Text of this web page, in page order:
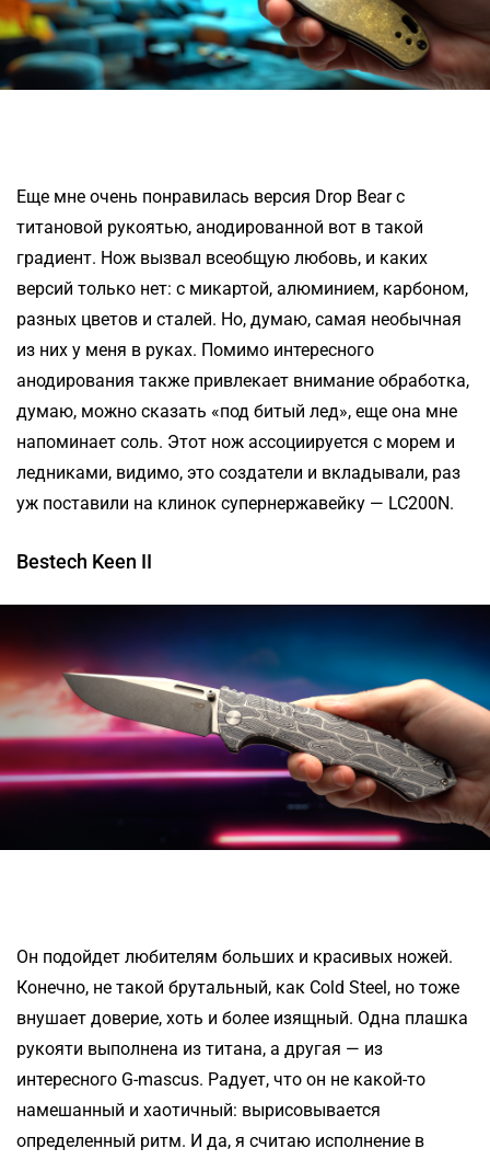
Еще мне очень понравилась версия Drop Bear с
титановой рукоятью, анодированной вот в такой
градиент. Нож вызвал всеобщую любовь, и каких
версий только нет: с микартой, алюминием, карбоном,
разных цветов и сталей. Но, думаю, самая необычная
из них у меня в руках. Помимо интересного
анодирования также привлекает внимание обработка,
думаю, можно сказать «под битый лед», еще она мне
напоминает соль. Этот нож ассоциируется с морем и
ледниками, видимо, это создатели и вкладывали, раз
уж поставили на клинок супернержавейку — LC200N.
Bestech Keen II
Он подойдет любителям больших и красивых ножей.
Конечно, не такой брутальный, как Cold Steel, но тоже
внушает доверие, хоть и более изящный. Одна плашка
рукояти выполнена из титана, а другая — из
интересного G-mascus. Радует, что он не какой-то
намешанный и хаотичный: вырисовывается
определенный ритм. И да, я считаю исполнение в